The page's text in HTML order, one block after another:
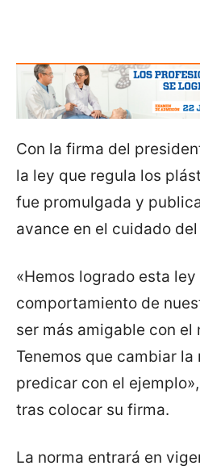
Con la firma del
la ley que regula los
fue promulgada y
avance en el cuidado
«Hemos logrado esta
comportamiento de
ser más amigable con
Tenemos que cambiar
predicar con el
tras colocar su firma.
La norma entrará en